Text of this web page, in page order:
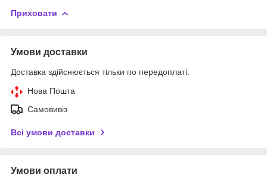
Приховати
Умови доставки
Доставка здійснюється тільки по передоплаті.
Нова Пошта
Самовивіз
Всі умови доставки
Умови оплати